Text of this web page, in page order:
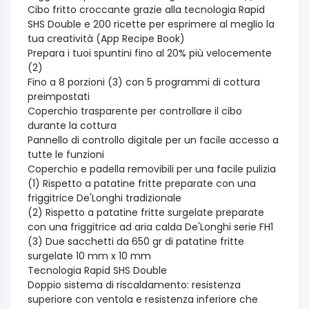
Cibo fritto croccante grazie alla tecnologia Rapid
SHS Double e 200 ricette per esprimere al meglio la
tua creatività (App Recipe Book)
Prepara i tuoi spuntini fino al 20% più velocemente
(2)
Fino a 8 porzioni (3) con 5 programmi di cottura
preimpostati
Coperchio trasparente per controllare il cibo
durante la cottura
Pannello di controllo digitale per un facile accesso a
tutte le funzioni
Coperchio e padella removibili per una facile pulizia
(1) Rispetto a patatine fritte preparate con una
friggitrice De'Longhi tradizionale
(2) Rispetto a patatine fritte surgelate preparate
con una friggitrice ad aria calda De'Longhi serie FH1
(3) Due sacchetti da 650 gr di patatine fritte
surgelate 10 mm x 10 mm
Tecnologia Rapid SHS Double
Doppio sistema di riscaldamento: resistenza
superiore con ventola e resistenza inferiore che